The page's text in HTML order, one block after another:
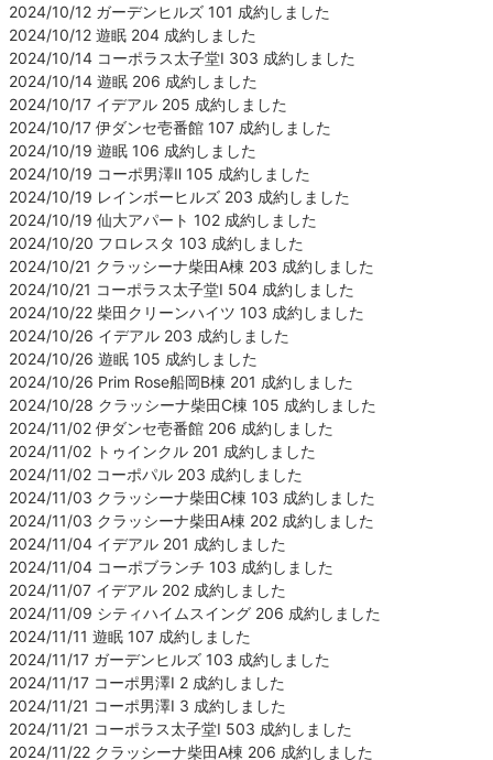
2024/10/12 ガーデンヒルズ 101 成約しました
2024/10/12 遊眠 204 成約しました
2024/10/14 コーポラス太子堂Ⅰ 303 成約しました
2024/10/14 遊眠 206 成約しました
2024/10/17 イデアル 205 成約しました
2024/10/17 伊ダンセ壱番館 107 成約しました
2024/10/19 遊眠 106 成約しました
2024/10/19 コーポ男澤Ⅱ 105 成約しました
2024/10/19 レインボーヒルズ 203 成約しました
2024/10/19 仙大アパート 102 成約しました
2024/10/20 フロレスタ 103 成約しました
2024/10/21 クラッシーナ柴田A棟 203 成約しました
2024/10/21 コーポラス太子堂Ⅰ 504 成約しました
2024/10/22 柴田クリーンハイツ 103 成約しました
2024/10/26 イデアル 203 成約しました
2024/10/26 遊眠 105 成約しました
2024/10/26 Prim Rose船岡B棟 201 成約しました
2024/10/28 クラッシーナ柴田C棟 105 成約しました
2024/11/02 伊ダンセ壱番館 206 成約しました
2024/11/02 トゥインクル 201 成約しました
2024/11/02 コーポパル 203 成約しました
2024/11/03 クラッシーナ柴田C棟 103 成約しました
2024/11/03 クラッシーナ柴田A棟 202 成約しました
2024/11/04 イデアル 201 成約しました
2024/11/04 コーポブランチ 103 成約しました
2024/11/07 イデアル 202 成約しました
2024/11/09 シティハイムスイング 206 成約しました
2024/11/11 遊眠 107 成約しました
2024/11/17 ガーデンヒルズ 103 成約しました
2024/11/17 コーポ男澤Ⅰ 2 成約しました
2024/11/21 コーポ男澤Ⅰ 3 成約しました
2024/11/21 コーポラス太子堂Ⅰ 503 成約しました
2024/11/22 クラッシーナ柴田A棟 206 成約しました